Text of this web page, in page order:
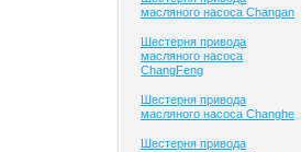
масляного насоса Changan
Шестерня привода
масляного насоса
ChangFeng
Шестерня привода
масляного насоса Changhe
Шестерня привода